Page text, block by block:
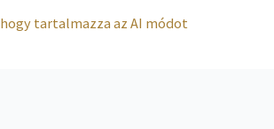
tartalmazza az AI módot